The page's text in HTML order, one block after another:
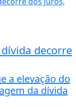
decorre
a elevação do
da dívida